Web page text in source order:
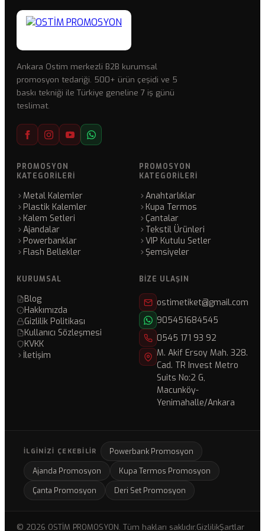
Ankara Ostim merkezli B2B kurumsal
promosyon tedariği. 500+ ürün çeşidi ve 5
baskı tekniği ile Türkiye geneline 7 iş günü
teslimat.
PROMOSYON
KATEGORILERI
Metal Kalemler
Plastik Kalemler
Kalem Setleri
Ajandalar
Powerbanklar
Flash Bellekler
PROMOSYON
KATEGORILERI
Anahtarlıklar
Kupa Termos
Çantalar
Tekstil Ürünleri
VIP Kutulu Setler
Şemsiyeler
KURUMSAL
Blog
Hakkımızda
Gizlilik Politikası
Kullanıcı Sözleşmesi
KVKK
İletişim
BIZE ULAŞIN
ostimetiket@gmail.com
905451684545
0545 171 93 92
M. Akif Ersoy Mah. 328.
Cad. TR Invest Metro
Suits No:2 G,
Macunköy-
Yenimahalle/Ankara
İLGINIZI ÇEKEBILIR
Powerbank Promosyon
Ajanda Promosyon
Kupa Termos Promosyon
Çanta Promosyon
Deri Set Promosyon
© 2026 OSTİM PROMOSYON. Tüm hakları saklıdır.GizlilikŞartlar